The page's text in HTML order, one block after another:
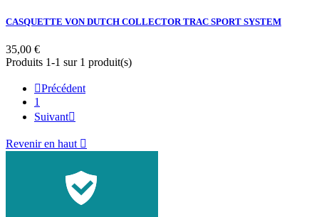
CASQUETTE VON DUTCH COLLECTOR TRAC SPORT SYSTEM
35,00 €
Produits 1-1 sur 1 produit(s)
Précédent
1
Suivant
Revenir en haut 